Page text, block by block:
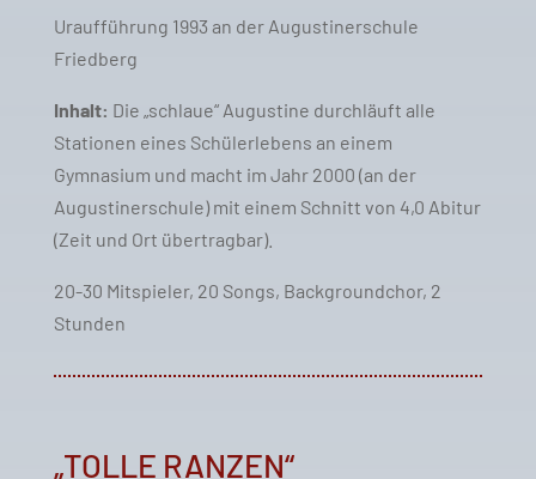
Uraufführung 1993 an der Augustinerschule
Friedberg
Inhalt: Die „schlaue“ Augustine durchläuft alle
Stationen eines Schülerlebens an einem
Gymnasium und macht im Jahr 2000 (an der
Augustinerschule) mit einem Schnitt von 4,0 Abitur
(Zeit und Ort übertragbar).
20-30 Mitspieler, 20 Songs, Backgroundchor, 2
Stunden
„TOLLE RANZEN“